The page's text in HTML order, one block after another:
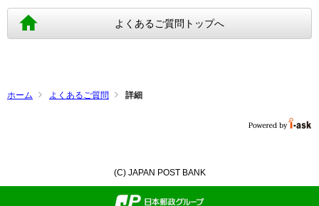
よくあるご質問トップへ
ホーム よくあるご質問 詳細
(C) JAPAN POST BANK